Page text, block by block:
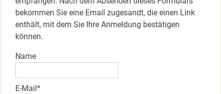
bekommen Sie eine Email zugesandt, die einen Link
enthält, mit dem Sie Ihre Anmeldung bestätigen
können.
Name
E-Mail*